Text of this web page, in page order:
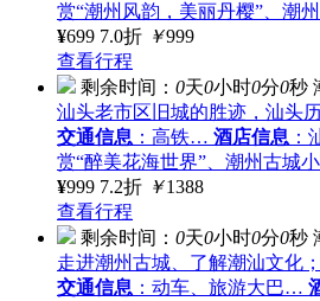
赏“潮州风韵，美丽丹樱”、潮
¥699 7.0折 ￥999
查看行程
剩余时间： 0天0小时0分0秒
汕头老市区旧城的胜迹，汕头
交通信息 ：高铁… 酒店信息 ：
赏“醉美花海世界”、潮州古城
¥999 7.2折 ￥1388
查看行程
剩余时间： 0天0小时0分0秒
走进潮州古城、了解潮汕文化
交通信息 ：动车、旅游大巴…